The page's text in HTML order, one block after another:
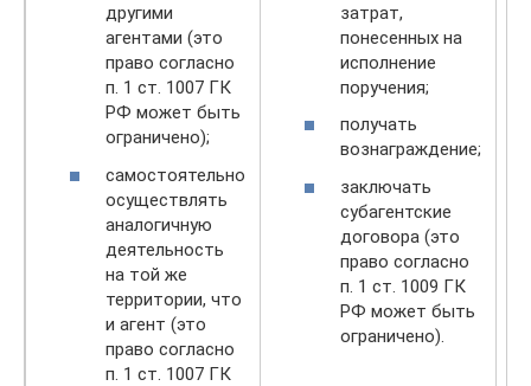
другими
агентами (это
право согласно
п. 1 ст. 1007 ГК
РФ может быть
ограничено);
самостоятельно
осуществлять
аналогичную
деятельность
на той же
территории, что
и агент (это
право согласно
п. 1 ст. 1007 ГК
затрат,
понесенных на
исполнение
поручения;
получать
вознаграждение;
заключать
субагентские
договора (это
право согласно
п. 1 ст. 1009 ГК
РФ может быть
ограничено).